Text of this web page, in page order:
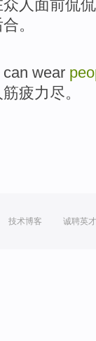
众人面前侃
。
can wear
筋疲力尽。
技术博客 诚聘英才